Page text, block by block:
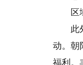
区
此
动。朝
福利。